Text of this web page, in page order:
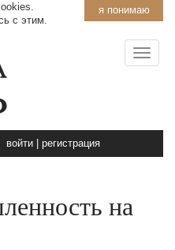
я понимаю
с этим.
войти регистрация
на